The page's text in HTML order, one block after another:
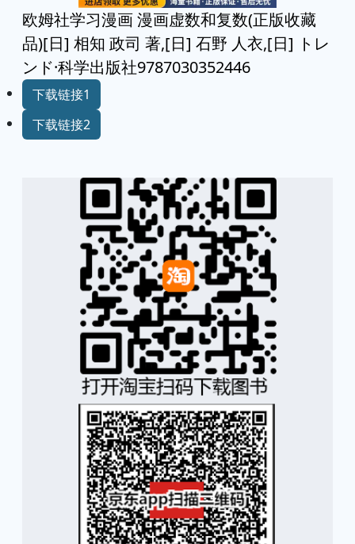
欧姆社学习漫画 漫画虚数和复数(正版收藏
品)[日] 相知 政司 著,[日] 石野 人衣,[日] トレ
ンド·科学出版社9787030352446
下载链接1
下载链接2